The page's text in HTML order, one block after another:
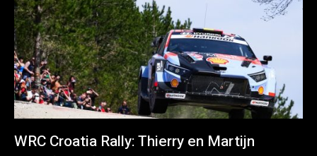
WRC Croatia Rally: Thierry en Martijn